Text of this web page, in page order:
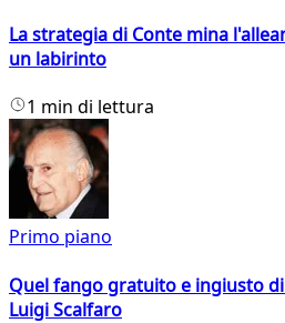
La strategia di Conte mina
un labirinto
1 min di lettura
Primo piano
Quel fango gratuito e ingiusto
Luigi Scalfaro